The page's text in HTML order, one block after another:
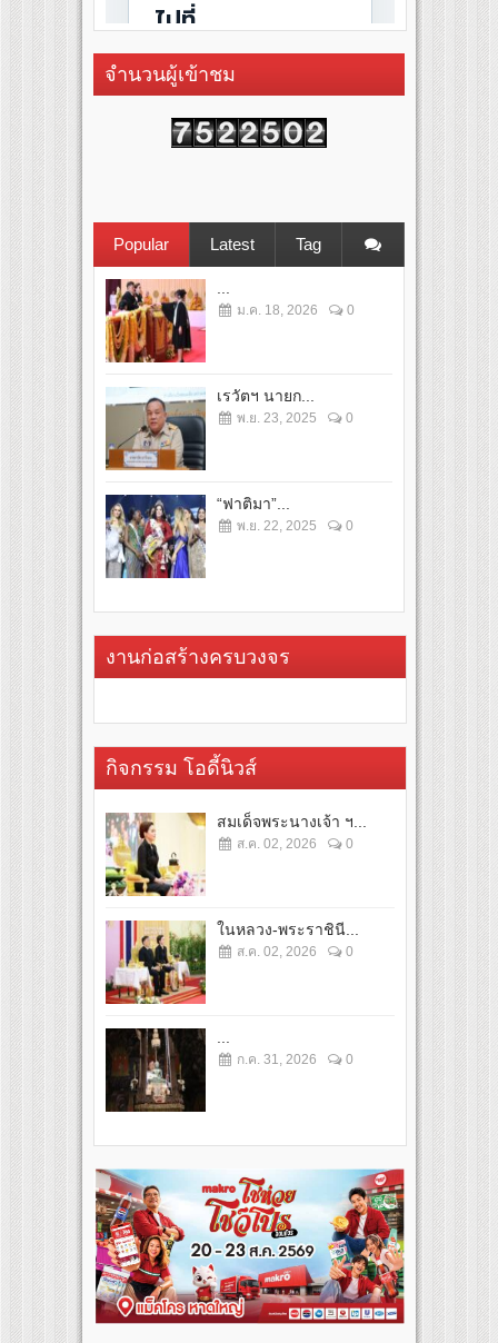
จำนวนผู้เข้าชม
Popular Latest Tag
...
ม.ค. 18, 2026 0
เรวัตฯ นายก...
พ.ย. 23, 2025 0
“ฟาติมา”...
พ.ย. 22, 2025 0
งานก่อสร้างครบวงจร
กิจกรรม โอดี้นิวส์
สมเด็จพระนางเจ้า ฯ...
ส.ค. 02, 2026 0
ในหลวง-พระราชินี...
ส.ค. 02, 2026 0
...
ก.ค. 31, 2026 0